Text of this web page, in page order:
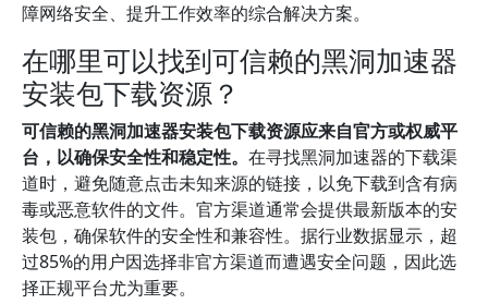
障网络安全、提升工作效率的综合解决方案。
在哪里可以找到可信赖的黑洞加速器
安装包下载资源？
可信赖的黑洞加速器安装包下载资源应来自官方或权威平
台，以确保安全性和稳定性。 在寻找黑洞加速器的下载渠
道时，避免随意点击未知来源的链接，以免下载到含有病
毒或恶意软件的文件。官方渠道通常会提供最新版本的安
装包，确保软件的安全性和兼容性。据行业数据显示，超
过85%的用户因选择非官方渠道而遭遇安全问题，因此选
择正规平台尤为重要。